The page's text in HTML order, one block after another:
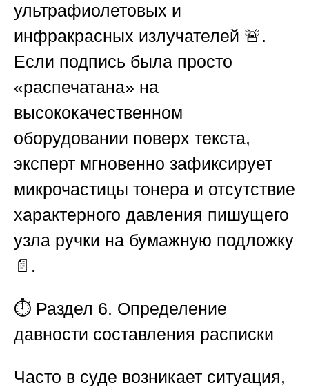
ультрафиолетовых и
инфракрасных излучателей 🚨.
Если подпись была просто
«распечатана» на
высококачественном
оборудовании поверх текста,
эксперт мгновенно зафиксирует
микрочастицы тонера и отсутствие
характерного давления пишущего
узла ручки на бумажную подложку
📄.
⏱️ Раздел 6. Определение
давности составления расписки
Часто в суде возникает ситуация,